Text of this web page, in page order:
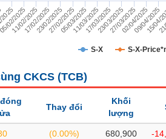
S-X S-X-
02/2025
11/02/2025
17/02/2025
23/02/2025
27/02/2025
05/03/2025
11/03/2025
17/03/2025
23/03/2025
27/03/2025
02/04/2025
09/04/2025
15/
CKCS (TCB)
Thay đổi
Khối
lượng
(0.00%) 680,900 -
TIN